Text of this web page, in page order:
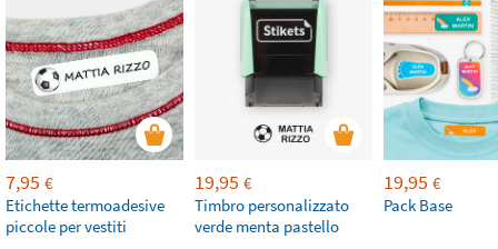
7,95 €
Etichette termoadesive
piccole per vestiti
19,95 €
Timbro personalizzato
verde menta pastello
19,95 €
Pack Base